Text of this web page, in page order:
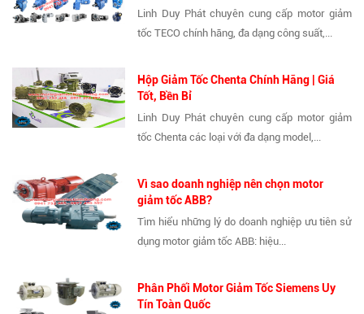
Linh Duy Phát chuyên cung cấp motor giảm
tốc TECO chính hãng, đa dạng công suất,...
Hộp Giảm Tốc Chenta Chính Hãng | Giá
Tốt, Bền Bỉ
Linh Duy Phát chuyên cung cấp motor giảm
tốc Chenta các loại với đa dạng model,...
Vì sao doanh nghiệp nên chọn motor
giảm tốc ABB?
Tìm hiểu những lý do doanh nghiệp ưu tiên sử
dụng motor giảm tốc ABB: hiệu...
Phân Phối Motor Giảm Tốc Siemens Uy
Tín Toàn Quốc